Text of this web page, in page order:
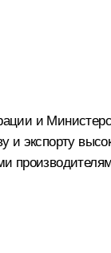
и
и экспорту